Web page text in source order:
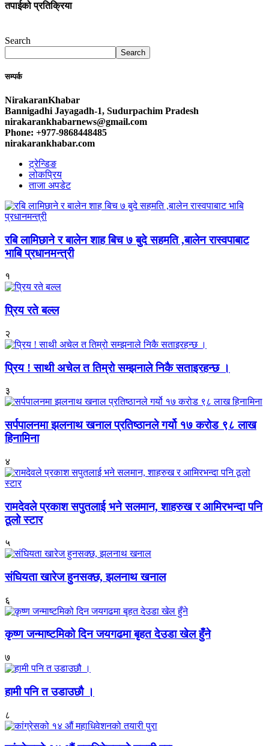
तपाईको प्रतिक्रिया
Search
Search
सम्पर्क
NirakaranKhabar
Bannigadhi Jayagadh-1, Sudurpachim Pradesh
nirakarankhabarnews@gmail.com
Phone: +977-9868448485
nirakarankhabar.com
ट्रेन्डिङ
लोकप्रिय
ताजा अपडेट
रबि लामिछाने र बालेन शाह बिच ७ बुदे सहमति ,बालेन रास्वपाबाट
भाबि प्रधानमन्त्री
१
प्रिय रते बल्ल
२
प्रिय ! साथी अचेल त तिम्रो सम्झनाले निकै सताइरहन्छ ।
३
सर्पपालनमा झलनाथ खनाल प्रतिष्ठानले गर्यो १७ करोड ९८ लाख
हिनामिना
४
रामदेवले प्रकाश सपुतलाई भने सलमान, शाहरुख र आमिरभन्दा पनि
ठूलो स्टार
५
संघियता खारेज हुनसक्छ, झलनाथ खनाल
६
कृष्ण जन्माष्टमिको दिन जयगढमा बृहत देउडा खेल हुँने
७
हामी पनि त उडाउछौ ।
८